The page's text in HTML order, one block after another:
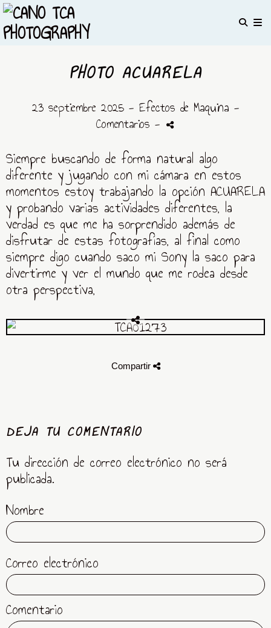
PHOTO ACUARELA
23 septiembre 2025 - Efectos de Maquina -
Comentarios -
Siempre buscando de forma natural algo
diferente y jugando con mi cámara en estos
momentos estoy trabajando la opción ACUARELA
y probando varias actividades diferentes, la
verdad es que me ha sorprendido además de
disfrutar de estas fotografías, al final como
siempre digo cuando saco mi Sony la saco para
divertirme y ver el mundo que me rodea desde
otra perspectiva,
Compartir
DEJA TU COMENTARIO
Tu dirección de correo electrónico no será
publicada.
Nombre
Correo electrónico
Comentario